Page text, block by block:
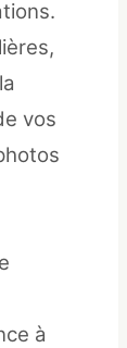
vos
à